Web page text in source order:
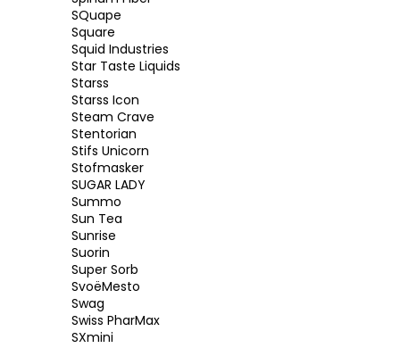
SQuape
Square
Squid Industries
Star Taste Liquids
Starss
Starss Icon
Steam Crave
Stentorian
Stifs Unicorn
Stofmasker
SUGAR LADY
Summo
Sun Tea
Sunrise
Suorin
Super Sorb
SvoëMesto
Swag
Swiss PharMax
SXmini